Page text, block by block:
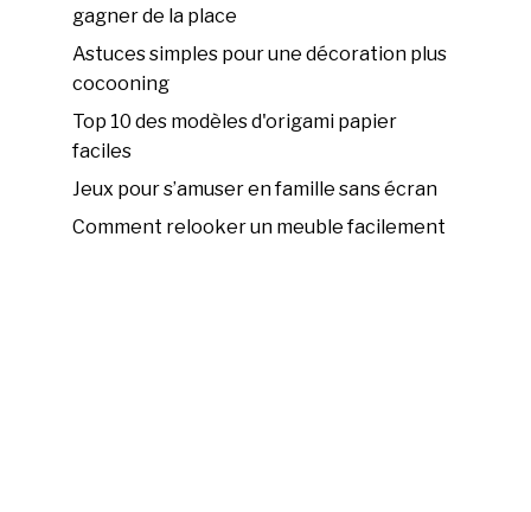
gagner de la place
Astuces simples pour une décoration plus
cocooning
Top 10 des modèles d'origami papier
faciles
Jeux pour s’amuser en famille sans écran
Comment relooker un meuble facilement